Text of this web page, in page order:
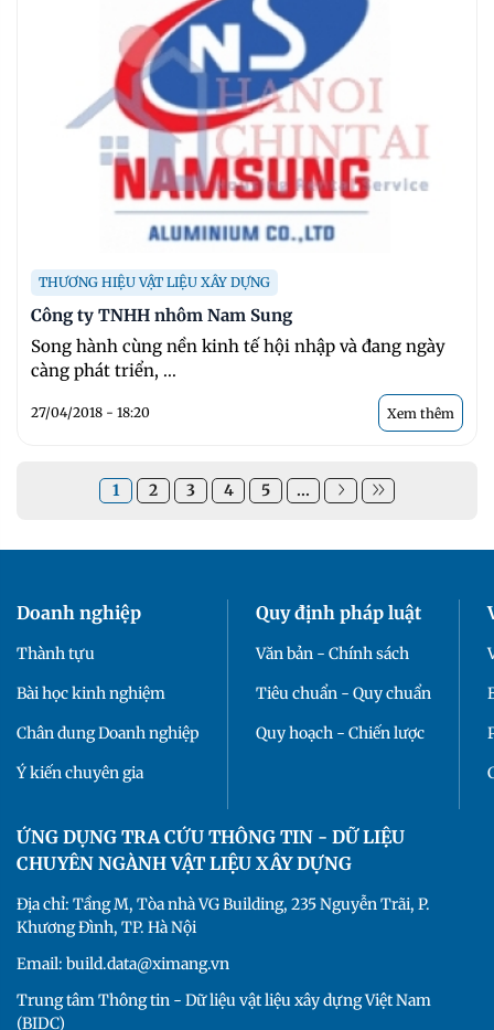
THƯƠNG HIỆU VẬT LIỆU XÂY DỰNG
Công ty TNHH nhôm Nam Sung
Song hành cùng nền kinh tế hội nhập và đang ngày
càng phát triển, ...
27/04/2018 - 18:20 Xem thêm
1 2 3 4 5 ...
Doanh nghiệp
Thành tựu
Bài học kinh nghiệm
Chân dung Doanh nghiệp
Ý kiến chuyên gia
Quy định pháp luật
Văn bản - Chính sách
Tiêu chuẩn - Quy chuẩn
Quy hoạch - Chiến lược
ỨNG DỤNG TRA CỨU THÔNG TIN - DỮ LIỆU
CHUYÊN NGÀNH VẬT LIỆU XÂY DỰNG
Địa chỉ: Tầng M, Tòa nhà VG Building, 235 Nguyễn Trãi, P.
Khương Đình, TP. Hà Nội
Email: build.data@ximang.vn
Trung tâm Thông tin - Dữ liệu vật liệu xây dựng Việt Nam
(BIDC)